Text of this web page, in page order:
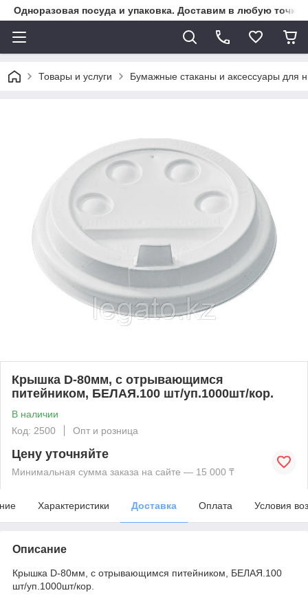
Одноразовая посуда и упаковка. Доставим в любую точку
Товары и услуги Бумажные стаканы и аксессуары для
Крышка D-80мм, с отрывающимся
питейником, БЕЛАЯ.100 шт/уп.1000шт/кор.
В наличии
Код: 2500
Опт и розница
Цену уточняйте
Минимальная сумма заказа на сайте — 15 000 ₸
Характеристики Доставка Оплата Условия
Описание
Крышка D-80мм, с отрывающимся питейником, БЕЛАЯ.100
шт/уп.1000шт/кор.